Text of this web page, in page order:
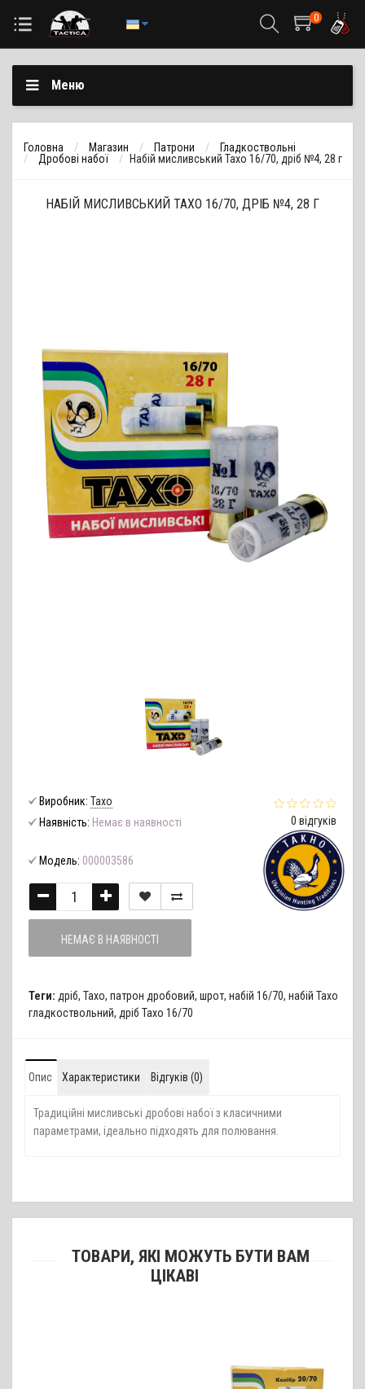
0
Меню
Головна Магазин Патрони
Гладкоствольні
Дробові набої
Набій мисливський Тахо 16/70, дріб №4, 28 г
НАБІЙ МИСЛИВСЬКИЙ ТАХО 16/70, ДРІБ №4, 28 Г
0 відгуків
Виробник: Тахо
Наявність: Немає в наявності
Модель: 000003586
НЕМАЄ В НАЯВНОСТІ
Теги: дріб, Тахо, патрон дробовий, шрот, набій 16/70, набій Тахо
гладкоствольний, дріб Тахо 16/70
Опис Характеристики Відгуків (0)
Традиційні мисливські дробові набої з класичними
параметрами, ідеально підходять для полювання.
ТОВАРИ, ЯКІ МОЖУТЬ БУТИ ВАМ
ЦІКАВІ